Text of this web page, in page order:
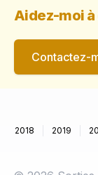
Aidez-moi
Contactez-
2018 2019